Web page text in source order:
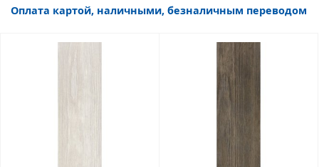
Оплата картой, наличными, безналичным переводом